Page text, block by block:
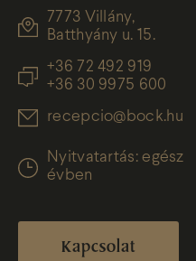
7773 Villány,
Batthyány u. 15.
+36 72 492 919
+36 30 9975 600
recepcio@bock.hu
Nyitvatartás: egész
évben
Kapcsolat